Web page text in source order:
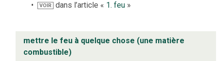
VOIR dans l’article « 1. feu »
mettre le feu à quelque chose (une matière
combustible)